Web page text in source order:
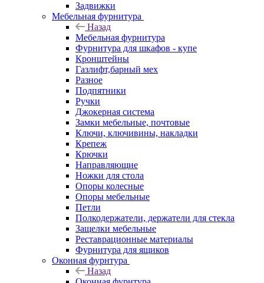
Задвижки
Мебельная фурнитура
Назад
Мебельная фурнитура
Фурнитура для шкафов - купе
Кронштейны
Газлифт,барный мех
Разное
Подпятники
Ручки
Джокерная система
Замки мебельные, почтовые
Ключи, ключивины, накладки
Крепеж
Крючки
Направляющие
Ножки для стола
Опоры колесные
Опоры мебельные
Петли
Полкодержатели, держатели для стекла
Защелки мебельные
Реставрационные материалы
Фурнитура для ящиков
Оконная фурнтура
Назад